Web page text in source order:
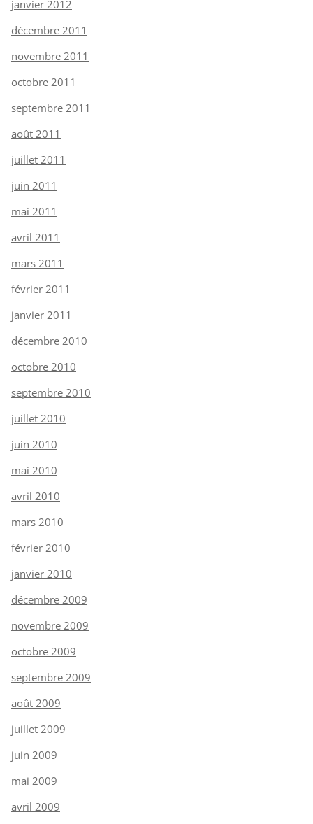
janvier 2012
décembre 2011
novembre 2011
octobre 2011
septembre 2011
août 2011
juillet 2011
juin 2011
mai 2011
avril 2011
mars 2011
février 2011
janvier 2011
décembre 2010
octobre 2010
septembre 2010
juillet 2010
juin 2010
mai 2010
avril 2010
mars 2010
février 2010
janvier 2010
décembre 2009
novembre 2009
octobre 2009
septembre 2009
août 2009
juillet 2009
juin 2009
mai 2009
avril 2009